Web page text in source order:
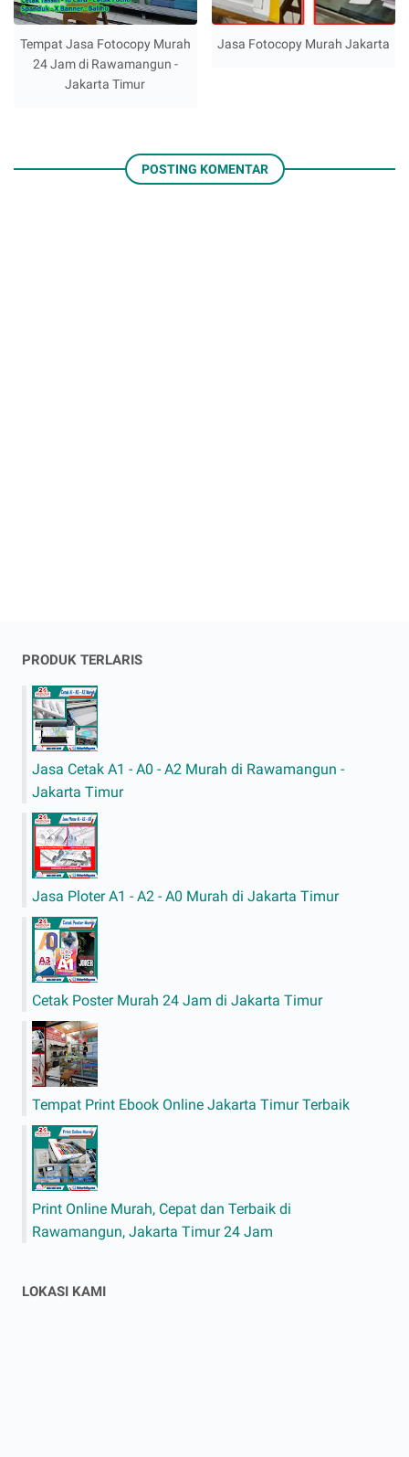
Tempat Jasa Fotocopy Murah
24 Jam di Rawamangun -
Jakarta Timur
Jasa Fotocopy Murah Jakarta
POSTING KOMENTAR
PRODUK TERLARIS
Jasa Cetak A1 - A0 - A2 Murah di Rawamangun -
Jakarta Timur
Jasa Ploter A1 - A2 - A0 Murah di Jakarta Timur
Cetak Poster Murah 24 Jam di Jakarta Timur
Tempat Print Ebook Online Jakarta Timur Terbaik
Print Online Murah, Cepat dan Terbaik di
Rawamangun, Jakarta Timur 24 Jam
LOKASI KAMI